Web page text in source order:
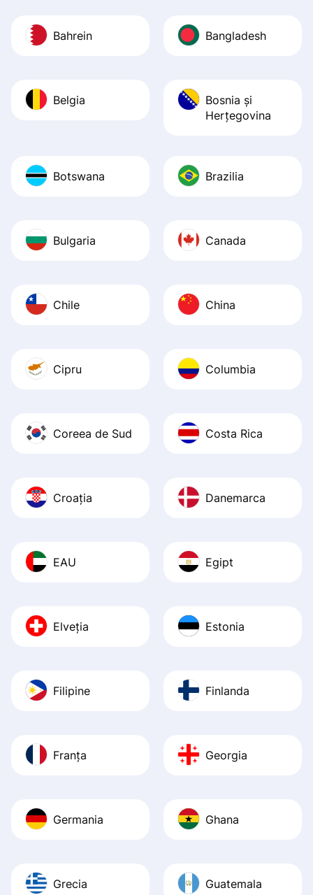
Bahrein Bangladesh
Belgia
Bosnia şi
Herţegovina
Botswana Brazilia
Bulgaria Canada
Chile China
Cipru Columbia
Coreea de Sud Costa Rica
Croația Danemarca
EAU Egipt
Elveția Estonia
Filipine Finlanda
Franța Georgia
Germania Ghana
Grecia Guatemala